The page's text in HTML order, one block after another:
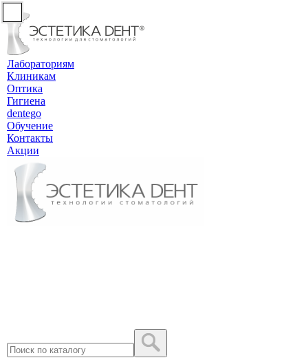
Лабораториям
Клиникам
Оптика
Гигиена
dentego
Обучение
Контакты
Акции